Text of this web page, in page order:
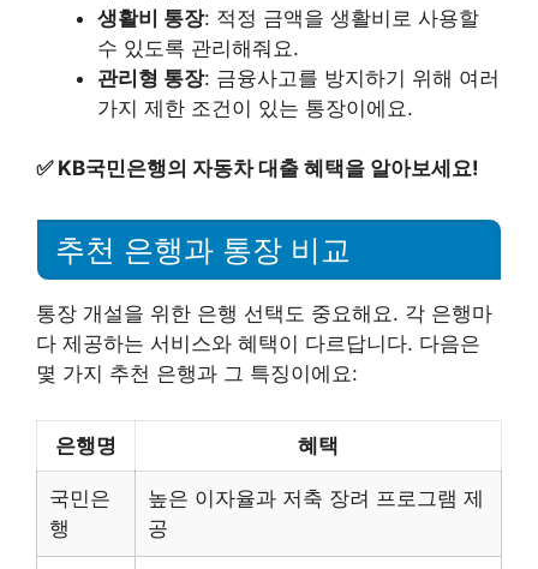
생활비 통장: 적정 금액을 생활비로 사용할
수 있도록 관리해줘요.
관리형 통장: 금융사고를 방지하기 위해 여러
가지 제한 조건이 있는 통장이에요.
✅ KB국민은행의 자동차 대출 혜택을 알아보세요!
추천 은행과 통장 비교
통장 개설을 위한 은행 선택도 중요해요. 각 은행마
다 제공하는 서비스와 혜택이 다르답니다. 다음은
몇 가지 추천 은행과 그 특징이에요:
은행명 혜택
국민은
행
높은 이자율과 저축 장려 프로그램 제
공